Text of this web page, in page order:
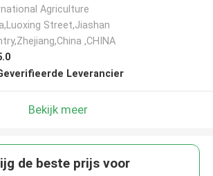
Agriculture
Street,Jiashan
,CHINA
Leverancier
Bekijk meer
de beste prijs voor